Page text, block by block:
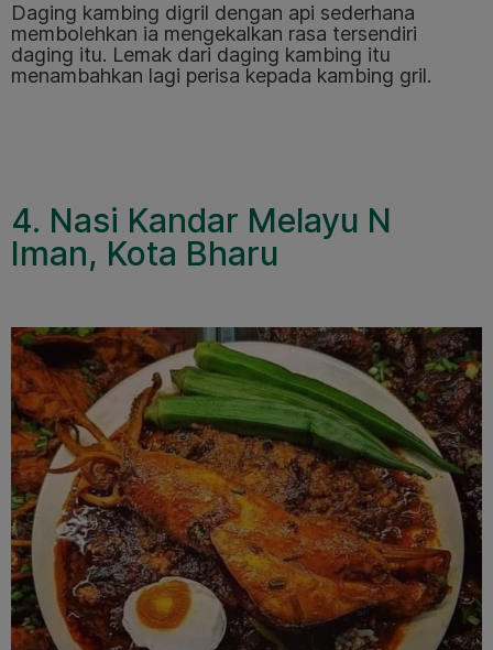
Daging kambing digril dengan api sederhana
membolehkan ia mengekalkan rasa tersendiri
daging itu. Lemak dari daging kambing itu
menambahkan lagi perisa kepada kambing gril.
4. Nasi Kandar Melayu N
Iman, Kota Bharu